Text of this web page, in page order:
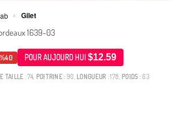
> Gilet
1639-03
%40 POUR AUJOURD HUI $12.59
TAILLE : 74, POITRINE: 90, LONGUEUR : 178, POIDS : 63